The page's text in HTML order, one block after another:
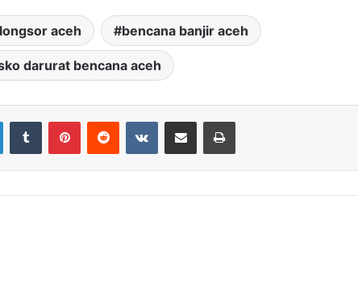
aceh bencana banjir aceh
darurat bencana aceh
LinkedInTumblr PinterestReddit VKontakteShare via Email Print